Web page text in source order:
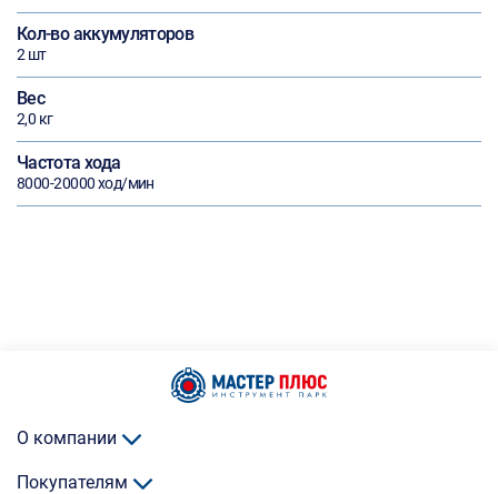
Кол-во аккумуляторов
2 шт
Вес
2,0 кг
Частота хода
8000-20000 ход/мин
О компании
Покупателям